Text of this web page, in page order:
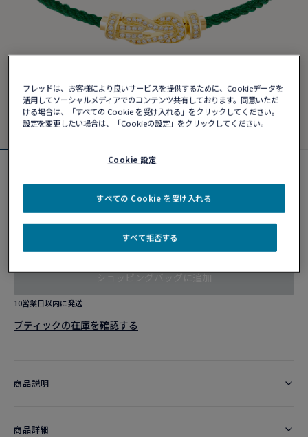
シャンス アンフィニ ブレスレット
カスタマイズ
ショッピングバッグに追加
10営業日以内に発送
ブティックの在庫を確認する​
商品説明
商品詳細
フレッドは、お客様により良いサービスを提供するために、Cookieデータを
活用してソーシャルメディアでのコンテンツ共有しております。同意いただ
ける場合は、「すべての Cookie を受け入れる」をクリックしてください。
設定を変更したい場合は、「Cookieの設定」をクリックしてください。
Cookie 設定
すべて拒否する
すべての Cookie を受け入れる